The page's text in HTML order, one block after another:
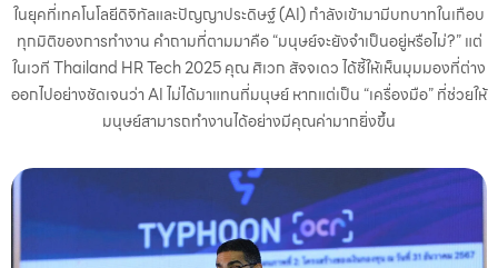
ในยุคที่เทคโนโลยีดิจิทัลและปัญญาประดิษฐ์ (AI) กำลังเข้ามามีบทบาทในเกือบ
ทุกมิติของการทำงาน คำถามที่ตามมาคือ “มนุษย์จะยังจำเป็นอยู่หรือไม่?” แต่
ในเวที Thailand HR Tech 2025 คุณ ศิเวก สัจจเดว ได้ชี้ให้เห็นมุมมองที่ต่าง
ออกไปอย่างชัดเจนว่า AI ไม่ได้มาแทนที่มนุษย์ หากแต่เป็น “เครื่องมือ” ที่ช่วยให้
มนุษย์สามารถทำงานได้อย่างมีคุณค่ามากยิ่งขึ้น